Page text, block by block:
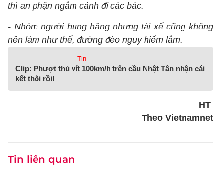
thì an phận ngắm cảnh đi các bác.
- Nhóm người hung hăng nhưng tài xế cũng không
nên làm như thế, đường đèo nguy hiểm lắm.
Tin
Clip: Phượt thủ vít 100km/h trên cầu Nhật Tân nhận cái
kết thôi rồi!
HT
Theo Vietnamnet
Tin liên quan